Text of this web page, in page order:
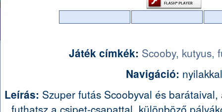
Játék címkék: Scooby, kutyus,
Navigáció: nyilakkal
Leírás: Szuper futás Scoobyval és
futhatsz a csipet-csapattal, különböző